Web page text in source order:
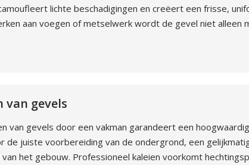
lichte beschadigingen en creëert een frisse,
aan voegen of metselwerk wordt de gevel niet
van gevels
van gevels door een vakman garandeert een
de juiste voorbereiding van de ondergrond, een
het gebouw. Professioneel kaleien voorkomt